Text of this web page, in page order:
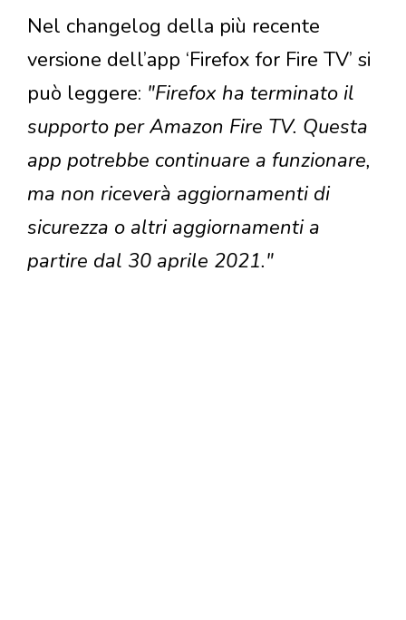
Nel changelog della più recente
versione dell’app ‘Firefox for Fire TV’ si
può leggere: "Firefox ha terminato il
supporto per Amazon Fire TV. Questa
app potrebbe continuare a funzionare,
ma non riceverà aggiornamenti di
sicurezza o altri aggiornamenti a
partire dal 30 aprile 2021."